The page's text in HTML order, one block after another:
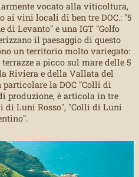
vocato alla viticoltura,
ai vini locali di ben tre DOC.: "5
di Levanto" e una IGT "Golfo
il paesaggio di questo
un territorio molto variegato:
a picco sul mare delle 5
Riviera e della Vallata del
la DOC "Colli di
produzione, è articola in tre
Luni Rosso", "Colli di Luni